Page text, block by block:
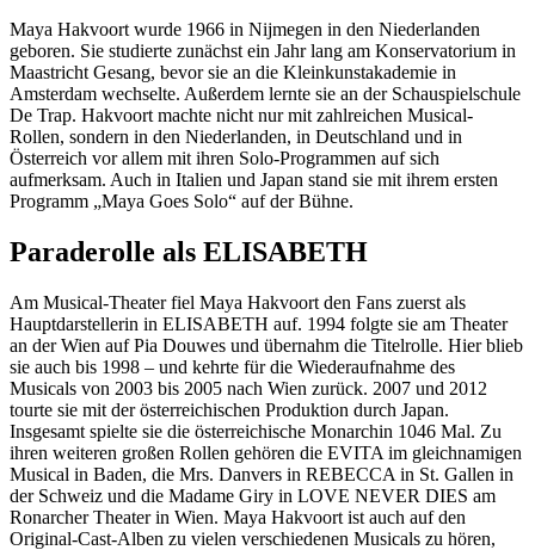
Maya Hakvoort wurde 1966 in Nijmegen in den Niederlanden
geboren. Sie studierte zunächst ein Jahr lang am Konservatorium in
Maastricht Gesang, bevor sie an die Kleinkunstakademie in
Amsterdam wechselte. Außerdem lernte sie an der Schauspielschule
De Trap. Hakvoort machte nicht nur mit zahlreichen Musical-
Rollen, sondern in den Niederlanden, in Deutschland und in
Österreich vor allem mit ihren Solo-Programmen auf sich
aufmerksam. Auch in Italien und Japan stand sie mit ihrem ersten
Programm „Maya Goes Solo“ auf der Bühne.
Paraderolle als ELISABETH
Am Musical-Theater fiel Maya Hakvoort den Fans zuerst als
Hauptdarstellerin in ELISABETH auf. 1994 folgte sie am Theater
an der Wien auf Pia Douwes und übernahm die Titelrolle. Hier blieb
sie auch bis 1998 – und kehrte für die Wiederaufnahme des
Musicals von 2003 bis 2005 nach Wien zurück. 2007 und 2012
tourte sie mit der österreichischen Produktion durch Japan.
Insgesamt spielte sie die österreichische Monarchin 1046 Mal. Zu
ihren weiteren großen Rollen gehören die EVITA im gleichnamigen
Musical in Baden, die Mrs. Danvers in REBECCA in St. Gallen in
der Schweiz und die Madame Giry in LOVE NEVER DIES am
Ronarcher Theater in Wien. Maya Hakvoort ist auch auf den
Original-Cast-Alben zu vielen verschiedenen Musicals zu hören,